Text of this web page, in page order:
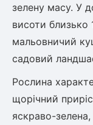
Абрикос
Калина
Піраканта
зелену масу. У
висоти
мальовничий
садовий
Рослина
щорічний
яскраво-